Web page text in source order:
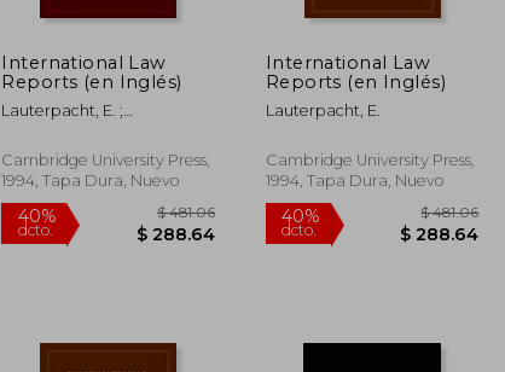
International Law
Reports (en Inglés)
Lauterpacht, E. ;
Cambridge University Press,
1994, Tapa Dura, Nuevo
International Law
Reports (en Inglés)
Lauterpacht, E.
Cambridge University Press,
1994, Tapa Dura, Nuevo